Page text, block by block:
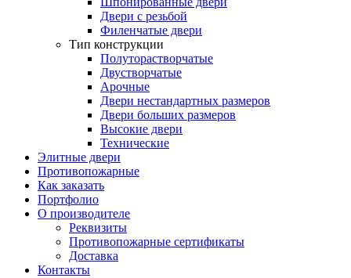
Двери с резьбой
Филенчатые двери
Тип конструкции
Полуторастворчатые
Двустворчатые
Арочные
Двери нестандартных размеров
Двери больших размеров
Высокие двери
Технические
Элитные двери
Противопожарные
Как заказать
Портфолио
О производителе
Реквизиты
Противопожарные сертификаты
Доставка
Контакты